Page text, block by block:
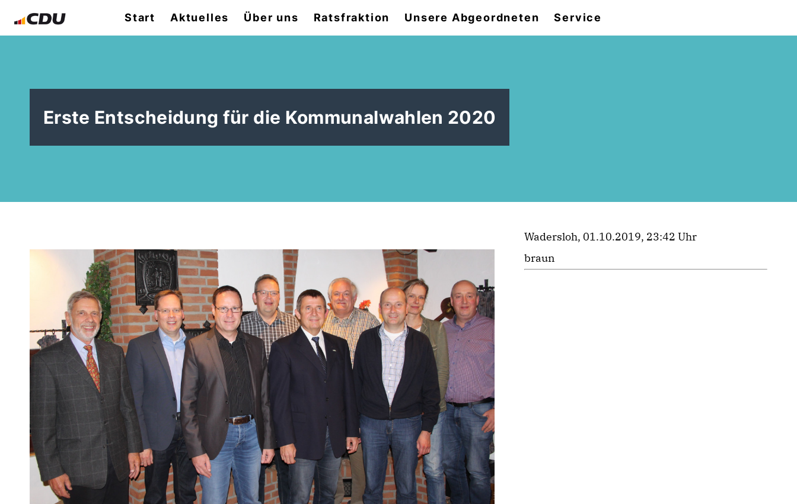
Start Aktuelles Über uns Ratsfraktion Unsere Abgeordneten Service
Erste Entscheidung für die Kommunalwahlen 2020
Wadersloh, 01.10.2019, 23:42 Uhr
braun